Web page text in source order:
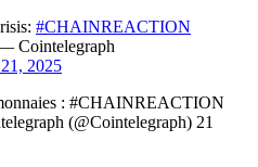
#CHAINREACTION
Cointelegraph
2025
: #CHAINREACTION
(@Cointelegraph) 21